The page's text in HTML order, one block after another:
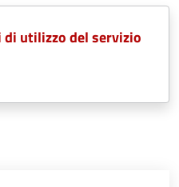
di utilizzo del servizio